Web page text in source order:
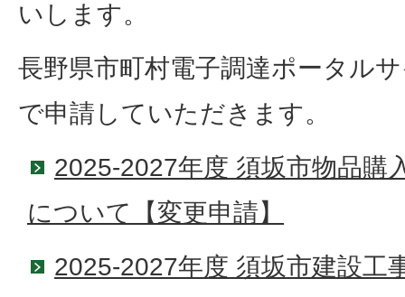
いします。
長野県市町村電子調達ポータル
で申請していただきます。
2025-2027年度 須坂市物品購
について【変更申請】
2025-2027年度 須坂市建設工